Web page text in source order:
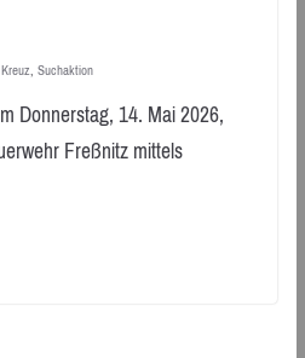
, Suchaktion
Donnerstag, 14. Mai 2026,
Freßnitz mittels